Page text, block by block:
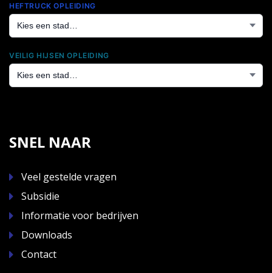
HEFTRUCK OPLEIDING
VEILIG HIJSEN OPLEIDING
SNEL NAAR
Veel gestelde vragen
Subsidie
Informatie voor bedrijven
Downloads
Contact